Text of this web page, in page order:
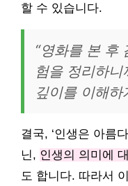
할 수 있습니다.
“영화를 본 후
험을 정리하
깊이를 이해하
결국, ‘인생은 아름
닌, 인생의 의미에
도 합니다. 따라서